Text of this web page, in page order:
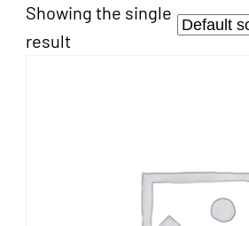
Showing the single
result